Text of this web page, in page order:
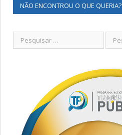
NÃO ENCONTROU O QUE QUERIA?